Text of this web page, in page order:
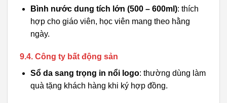
Bình nước dung tích lớn (500 – 600ml): thích
hợp cho giáo viên, học viên mang theo hằng
ngày.
9.4. Công ty bất động sản
Sổ da sang trọng in nổi logo: thường dùng làm
quà tặng khách hàng khi ký hợp đồng.